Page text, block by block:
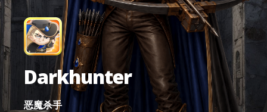
Darkhunter
恶魔杀手